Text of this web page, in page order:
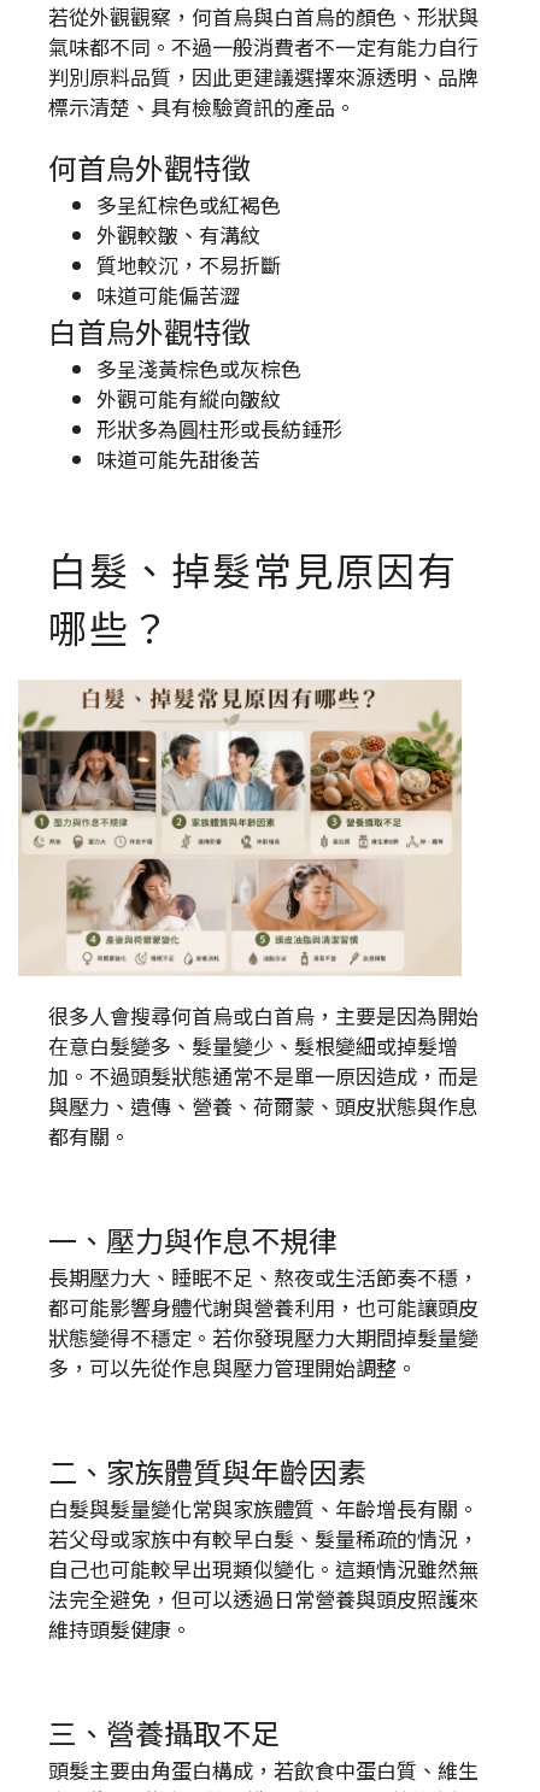
若從外觀觀察，何首烏與白首烏的顏色、形狀與
氣味都不同。不過一般消費者不一定有能力自行
判別原料品質，因此更建議選擇來源透明、品牌
標示清楚、具有檢驗資訊的產品。
何首烏外觀特徵
多呈紅棕色或紅褐色
外觀較皺、有溝紋
質地較沉，不易折斷
味道可能偏苦澀
白首烏外觀特徵
多呈淺黃棕色或灰棕色
外觀可能有縱向皺紋
形狀多為圓柱形或長紡錘形
味道可能先甜後苦
白髮、掉髮常見原因有
哪些？
很多人會搜尋何首烏或白首烏，主要是因為開始
在意白髮變多、髮量變少、髮根變細或掉髮增
加。不過頭髮狀態通常不是單一原因造成，而是
與壓力、遺傳、營養、荷爾蒙、頭皮狀態與作息
都有關。
一、壓力與作息不規律
長期壓力大、睡眠不足、熬夜或生活節奏不穩，
都可能影響身體代謝與營養利用，也可能讓頭皮
狀態變得不穩定。若你發現壓力大期間掉髮量變
多，可以先從作息與壓力管理開始調整。
二、家族體質與年齡因素
白髮與髮量變化常與家族體質、年齡增長有關。
若父母或家族中有較早白髮、髮量稀疏的情況，
自己也可能較早出現類似變化。這類情況雖然無
法完全避免，但可以透過日常營養與頭皮照護來
維持頭髮健康。
三、營養攝取不足
頭髮主要由角蛋白構成，若飲食中蛋白質、維生